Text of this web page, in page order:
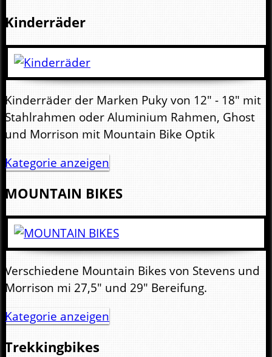
Kinderräder
Kinderräder der Marken Puky von 12" - 18" mit
Stahlrahmen oder Aluminium Rahmen, Ghost
und Morrison mit Mountain Bike Optik
Kategorie anzeigen
MOUNTAIN BIKES
Verschiedene Mountain Bikes von Stevens und
Morrison mi 27,5" und 29" Bereifung.
Kategorie anzeigen
Trekkingbikes